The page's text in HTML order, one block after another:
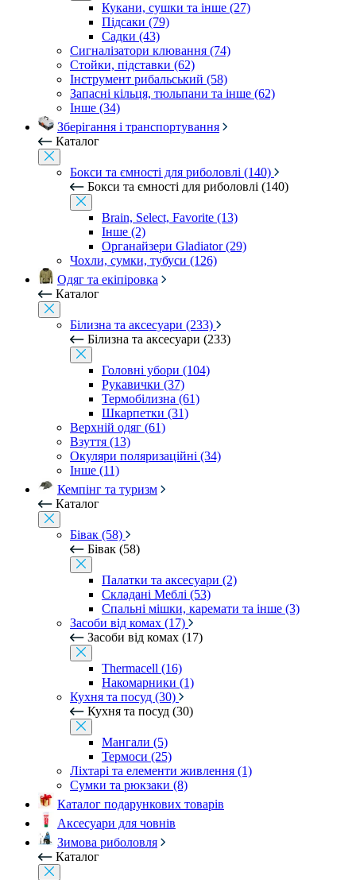
Кукани, сушки та інше (27)
Підсаки (79)
Садки (43)
Сигналізатори клювання (74)
Стойки, підставки (62)
Інструмент рибальський (58)
Запасні кільця, тюльпани та інше (62)
Інше (34)
Зберігання і транспортування
Каталог
Бокси та ємності для риболовлі (140)
Бокси та ємності для риболовлі (140)
Brain, Select, Favorite (13)
Інше (2)
Органайзери Gladiator (29)
Чохли, сумки, тубуси (126)
Одяг та екіпіровка
Каталог
Білизна та аксесуари (233)
Білизна та аксесуари (233)
Головні убори (104)
Рукавички (37)
Термобілизна (61)
Шкарпетки (31)
Верхній одяг (61)
Взуття (13)
Окуляри поляризаційні (34)
Інше (11)
Кемпінг та туризм
Каталог
Бівак (58)
Бівак (58)
Палатки та аксесуари (2)
Складані Меблі (53)
Спальні мішки, каремати та інше (3)
Засоби від комах (17)
Засоби від комах (17)
Thermacell (16)
Накомарники (1)
Кухня та посуд (30)
Кухня та посуд (30)
Мангали (5)
Термоси (25)
Ліхтарі та елементи живлення (1)
Сумки та рюкзаки (8)
Каталог подарункових товарів
Аксесуари для човнів
Зимова риболовля
Каталог